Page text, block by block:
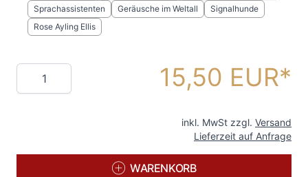
Sprachassistenten
Geräusche im Weltall
Signalhunde
Rose Ayling Ellis
Menge 15,50 EUR
inkl. MwSt zzgl. Versand
Lieferzeit auf Anfrage
WARENKORB